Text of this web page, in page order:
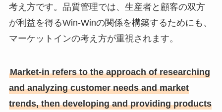
考え方です。品質管理では、生産者と顧客の双方
が利益を得るWin-Winの関係を構築するためにも、
マーケットインの考え方が重視されます。
Market-in refers to the approach of researching
and analyzing customer needs and market
trends, then developing and providing products